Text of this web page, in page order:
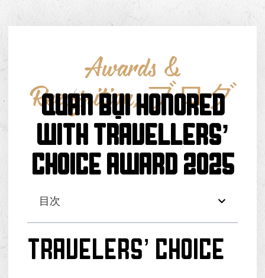
Awards &
Recognition,ブログ
QUÁN BỤI HONORED
WITH TRAVELLERS’
CHOICE AWARD 2025
目次
TRAVELERS’ CHOICE